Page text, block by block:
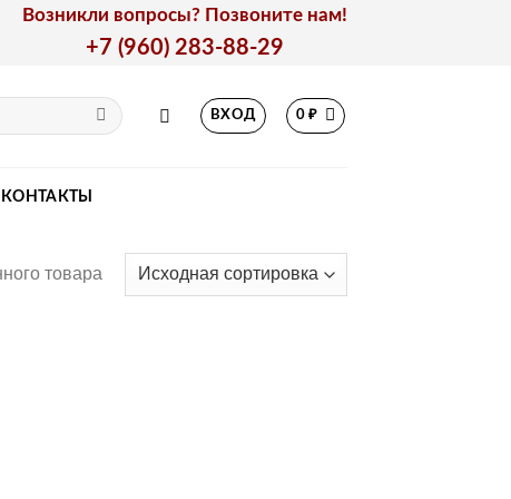
Возникли вопросы? Позвоните нам!
+7 (960) 283-88-29
ВХОД 0₽
КОНТАКТЫ
товара